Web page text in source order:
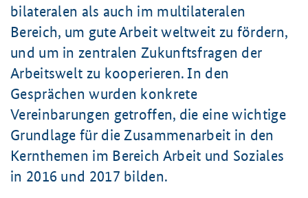
bilateralen als auch im multilateralen
Bereich, um gute Arbeit weltweit zu fördern,
und um in zentralen Zukunftsfragen der
Arbeitswelt zu kooperieren. In den
Gesprächen wurden konkrete
Vereinbarungen getroffen, die eine wichtige
Grundlage für die Zusammenarbeit in den
Kernthemen im Bereich Arbeit und Soziales
in 2016 und 2017 bilden.